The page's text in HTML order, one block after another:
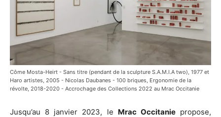
Côme Mosta-Heirt - Sans titre (pendant de la sculpture S.A.M.I.A two), 1977 et
Haro artistes, 2005 - Nicolas Daubanes - 100 briques, Ergonomie de la
révolte, 2018-2020 - Accrochage des Collections 2022 au Mrac Occitanie
Jusqu’au 8 janvier 2023, le Mrac Occitaniepropose,